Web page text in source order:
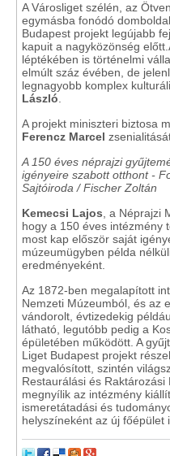
A Városliget szélén, az
egymásba fonódó
Budapest projekt legújabb
kapuit a nagyközönség
léptékében is történelmi
elmúlt száz évében, de
legnagyobb komplex
László
A projekt miniszteri biztosa
Ferencz Marcel
A 150 éves néprajzi
igényeire szabott otthont -
Sajtóiroda / Fischer Zoltán
Kemecsi Lajos , a Néprajzi
hogy a 150 éves intézmény
most kap először saját
múzeumügyben példa
eredményeként.
Az 1872-ben megalapított
Nemzeti Múzeumból, és az
vándorolt, évtizedekig
látható, legutóbb pedig a
épületében működött. A
Liget Budapest projekt
megvalósított, szintén
Restaurálási és
megnyílik az intézmény
ismeretátadási és
helyszíneként az új főépület